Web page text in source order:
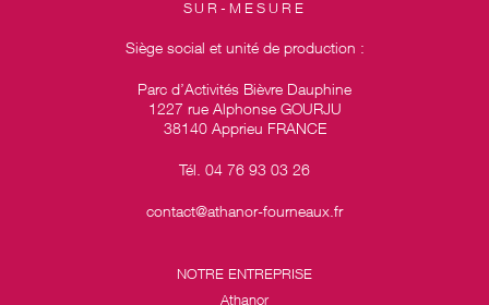
SUR-MESURE
Siège social et unité de production :
Parc d’Activités Bièvre Dauphine
1227 rue Alphonse GOURJU
38140 Apprieu FRANCE
Tél. 04 76 93 03 26
contact@athanor-fourneaux.fr
NOTRE ENTREPRISE
Athanor